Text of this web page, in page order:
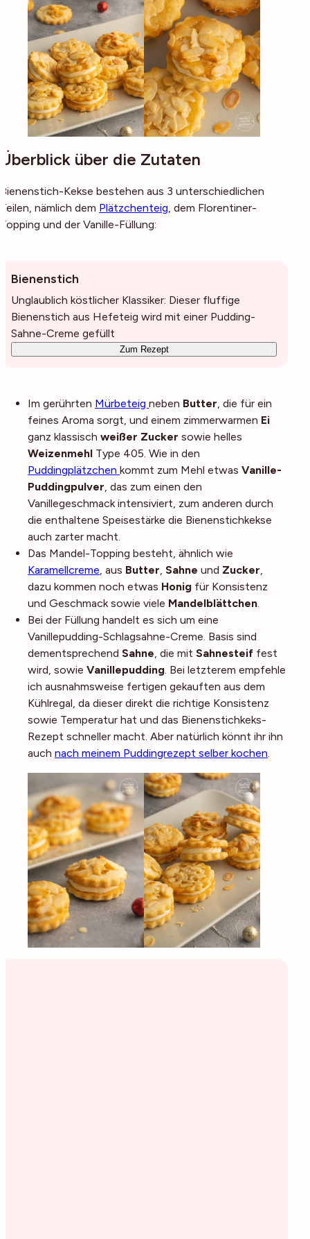
Überblick über die Zutaten
Bienenstich-Kekse bestehen aus 3 unterschiedlichen
Teilen, nämlich dem Plätzchenteig, dem Florentiner-
Topping und der Vanille-Füllung:
Bienenstich
Unglaublich köstlicher Klassiker: Dieser fluffige
Bienenstich aus Hefeteig wird mit einer Pudding-
Sahne-Creme gefüllt
Zum Rezept
Im gerührten Mürbeteig neben Butter, die für ein
feines Aroma sorgt, und einem zimmerwarmen Ei
ganz klassisch weißer Zucker sowie helles
Weizenmehl Type 405. Wie in den
Puddingplätzchen kommt zum Mehl etwas Vanille-
Puddingpulver, das zum einen den
Vanillegeschmack intensiviert, zum anderen durch
die enthaltene Speisestärke die Bienenstichkekse
auch zarter macht.
Das Mandel-Topping besteht, ähnlich wie
Karamellcreme, aus Butter, Sahne und Zucker,
dazu kommen noch etwas Honig für Konsistenz
und Geschmack sowie viele Mandelblättchen.
Bei der Füllung handelt es sich um eine
Vanillepudding-Schlagsahne-Creme. Basis sind
dementsprechend Sahne, die mit Sahnesteif fest
wird, sowie Vanillepudding. Bei letzterem empfehle
ich ausnahmsweise fertigen gekauften aus dem
Kühlregal, da dieser direkt die richtige Konsistenz
sowie Temperatur hat und das Bienenstichkeks-
Rezept schneller macht. Aber natürlich könnt ihr ihn
auch nach meinem Puddingrezept selber kochen.